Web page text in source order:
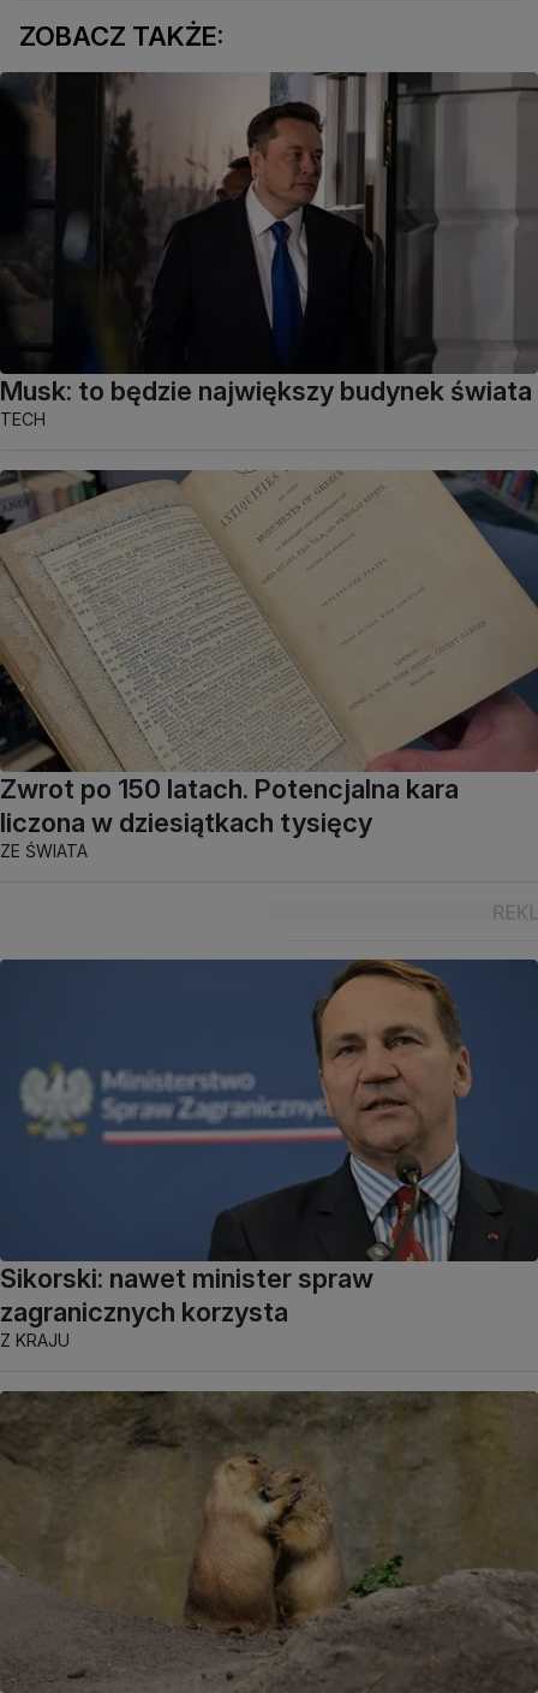
ZOBACZ TAKŻE:
Musk: to będzie największy budynek świata
TECH
Zwrot po 150 latach. Potencjalna kara
liczona w dziesiątkach tysięcy
ZE ŚWIATA
Sikorski: nawet minister spraw
zagranicznych korzysta
Z KRAJU